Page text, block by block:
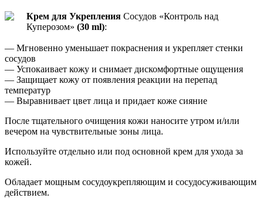
Крем для Укрепления Сосудов «Контроль над
Куперозом» (30 ml):
— Мгновенно уменьшает покраснения и укрепляет стенки
сосудов
— Успокаивает кожу и снимает дискомфортные ощущения
— Защищает кожу от появления реакции на перепад
температур
— Выравнивает цвет лица и придает коже сияние
После тщательного очищения кожи наносите утром и/или
вечером на чувствительные зоны лица.
Используйте отдельно или под основной крем для ухода за
кожей.
Обладает мощным сосудоукрепляющим и сосудосуживающим
действием.